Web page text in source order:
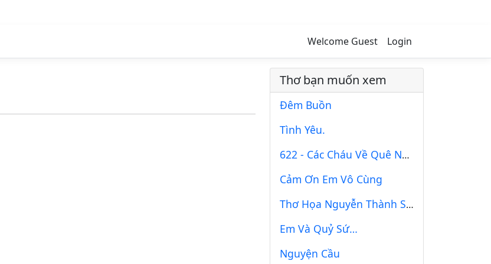
Welcome Guest Login
Thơ bạn muốn xem
Đêm Buồn
Tình Yêu.
622 - Các Cháu Về Quê Nghỉ Hè
Cảm Ơn Em Vô Cùng
Thơ Họa Nguyễn Thành Sáng & Tam Muội (9)
Em Và Quỷ Sứ…
Nguyện Cầu